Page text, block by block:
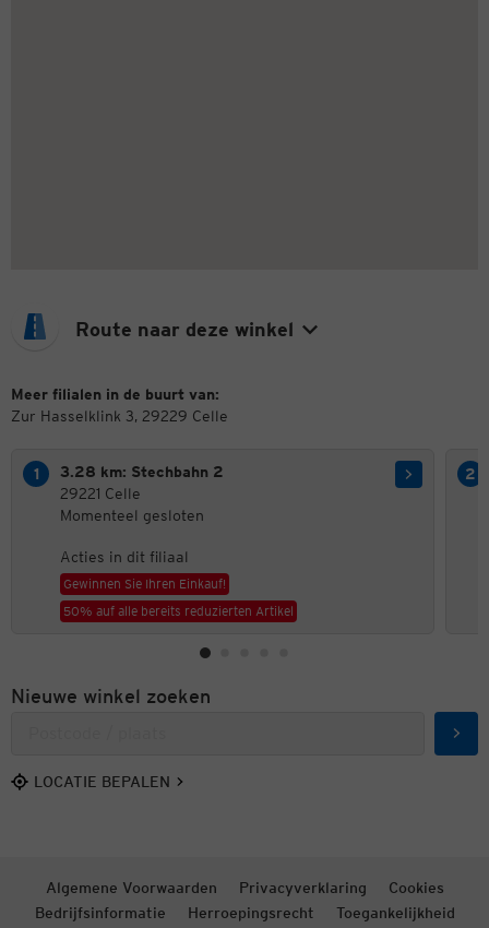
Route naar deze winkel
Meer filialen in de buurt van:
Zur Hasselklink 3, 29229 Celle
3.28 km: Stechbahn 2
29221 Celle
Momenteel gesloten
Acties in dit filiaal
Gewinnen Sie Ihren Einkauf!
50% auf alle bereits reduzierten Artikel
Nieuwe winkel zoeken
LOCATIE BEPALEN
Algemene Voorwaarden Privacyverklaring
Cookies
Bedrijfsinformatie
Herroepingsrecht Toegankelijkheid